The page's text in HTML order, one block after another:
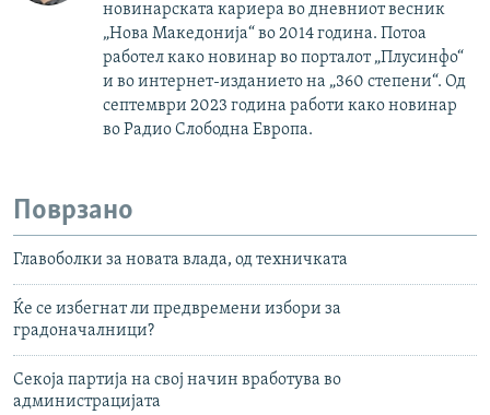
новинарската кариера во дневниот весник
„Нова Македонија“ во 2014 година. Потоа
работел како новинар во порталот „Плусинфо“
и во интернет-изданието на „360 степени“. Од
септември 2023 година работи како новинар
во Радио Слободна Европа.
Поврзано
Главоболки за новата влада, од техничката
Ќе се избегнат ли предвремени избори за
градоначалници?
Секоја партија на свој начин вработува во
администрацијата